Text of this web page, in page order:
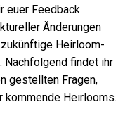
euer Feedback
Änderungen
Heirloom-
Nachfolgend findet ihr
gestellten Fragen,
kommende Heirlooms.